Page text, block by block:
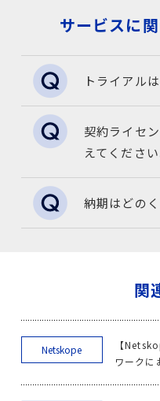
サービスに
トライアル
契約ライセ
えてください
納期はどの
関
Netskope
【
ワークに